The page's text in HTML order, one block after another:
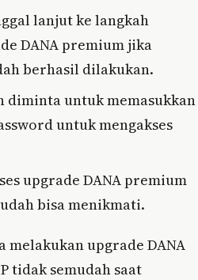
lanjut ke langkah
DANA premium jika
berhasil dilakukan.
diminta untuk memasukkan
untuk mengakses
upgrade DANA premium
bisa menikmati.
melakukan upgrade DANA
tidak semudah saat